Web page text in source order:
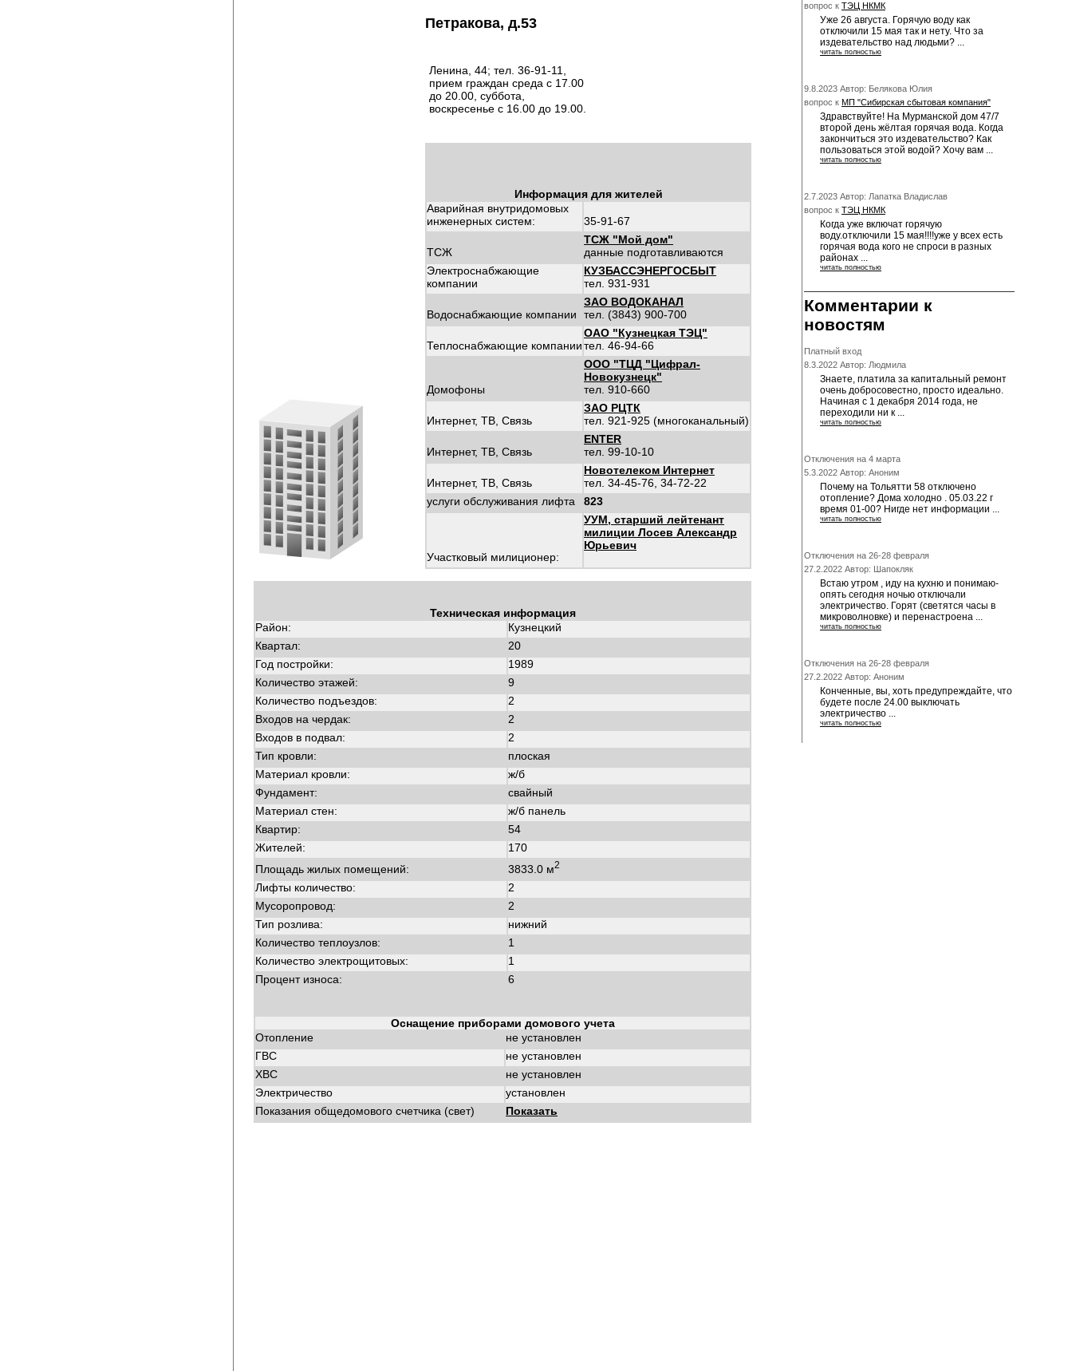
Петракова, д.53
Ленина, 44; тел. 36-91-11,
прием граждан среда с 17.00
до 20.00, суббота,
воскресенье с 16.00 до 19.00.
Информация для жителей
Аварийная внутридомовых
инженерных систем:
35-91-67
ТСЖ
ТСЖ "Мой дом"
данные подготавливаются
Электроснабжающие
компании
КУЗБАССЭНЕРГОСБЫТ
тел. 931-931
Водоснабжающие компании
ЗАО ВОДОКАНАЛ
тел. (3843) 900-700
Теплоснабжающие компании
ОАО "Кузнецкая ТЭЦ"
тел. 46-94-66
Домофоны
ООО "ТЦД "Цифрал-
Новокузнецк"
тел. 910-660
Интернет, ТВ, Связь
ЗАО РЦТК
тел. 921-925 (многоканальный)
Интернет, ТВ, Связь
ENTER
тел. 99-10-10
Интернет, ТВ, Связь
Новотелеком Интернет
тел. 34-45-76, 34-72-22
услуги обслуживания лифта
823
Участковый милиционер:
УУМ, старший лейтенант
милиции Лосев Александр
Юрьевич
Техническая информация
Район:
Кузнецкий
Квартал:
20
Год постройки:
1989
Количество этажей:
9
Количество подъездов:
2
Входов на чердак:
2
Входов в подвал:
2
Тип кровли:
плоская
Материал кровли:
ж/б
Фундамент:
свайный
Материал стен:
ж/б панель
Квартир:
54
Жителей:
170
Площадь жилых помещений:
3833.0 м2
Лифты количество:
2
Мусоропровод:
2
Тип розлива:
нижний
Количество теплоузлов:
1
Количество электрощитовых:
1
Процент износа:
6
Оснащение приборами домового учета
Отопление
не установлен
ГВС
не установлен
ХВС
не установлен
Электричество
установлен
Показания общедомового счетчика (свет)
Показать
вопрос к ТЭЦ НКМК
Уже 26 августа. Горячую воду как
отключили 15 мая так и нету. Что за
издевательство над людьми? ...
читать полностью
9.8.2023 Автор: Белякова Юлия
вопрос к МП "Сибирская сбытовая компания"
Здравствуйте! На Мурманской дом 47/7
второй день жёлтая горячая вода. Когда
закончиться это издевательство? Как
пользоваться этой водой? Хочу вам ...
читать полностью
2.7.2023 Автор: Лапатка Владислав
вопрос к ТЭЦ НКМК
Когда уже включат горячую
воду.отключили 15 мая!!!!уже у всех есть
горячая вода кого не спроси в разных
районах ...
читать полностью
Комментарии к
новостям
Платный вход
8.3.2022 Автор: Людмила
Знаете, платила за капитальный ремонт
очень добросовестно, просто идеально.
Начиная с 1 декабря 2014 года, не
переходили ни к ...
читать полностью
Отключения на 4 марта
5.3.2022 Автор: Аноним
Почему на Тольятти 58 отключено
отопление? Дома холодно . 05.03.22 г
время 01-00? Нигде нет информации ...
читать полностью
Отключения на 26-28 февраля
27.2.2022 Автор: Шапокляк
Встаю утром , иду на кухню и понимаю-
опять сегодня ночью отключали
электричество. Горят (светятся часы в
микроволновке) и перенастроена ...
читать полностью
Отключения на 26-28 февраля
27.2.2022 Автор: Аноним
Конченные, вы, хоть предупреждайте, что
будете после 24.00 выключать
электричество ...
читать полностью